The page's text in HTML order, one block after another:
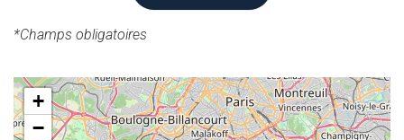
*Champs obligatoires
+
−